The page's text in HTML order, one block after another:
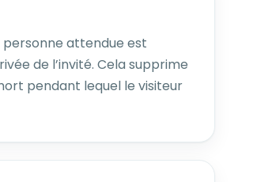
personne attendue est
de l’invité. Cela supprime
pendant lequel le visiteur